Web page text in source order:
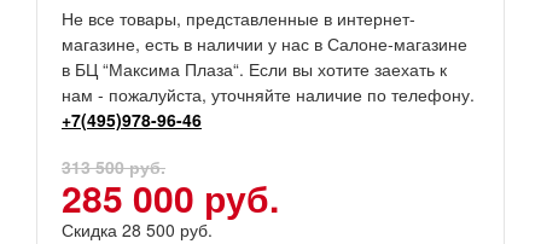
Не все товары, представленные в интернет-
магазине, есть в наличии у нас в Салоне-магазине
в БЦ “Максима Плаза“. Если вы хотите заехать к
нам - пожалуйста, уточняйте наличие по телефону.
+7(495)978-96-46
313 500 руб.
285 000 руб.
Скидка 28 500 руб.